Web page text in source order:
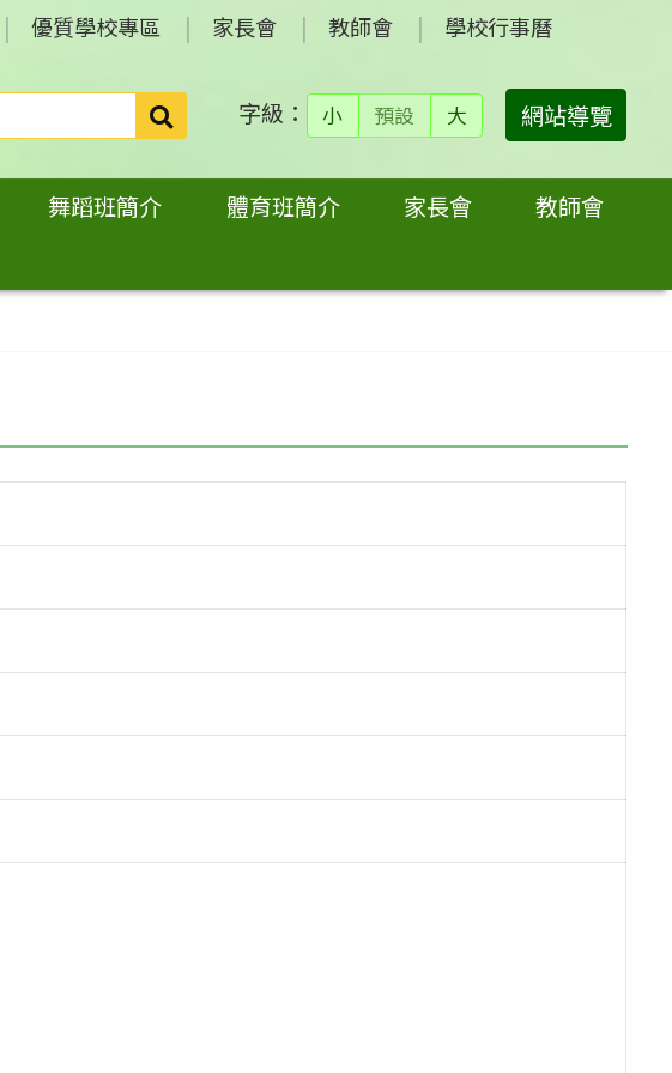
優質學校專區 家長會 教師會 學校行事曆
搜
尋：
字級： 小 預設 大 網站導覽
舞蹈班簡介 體育班簡介 家長會
教師會